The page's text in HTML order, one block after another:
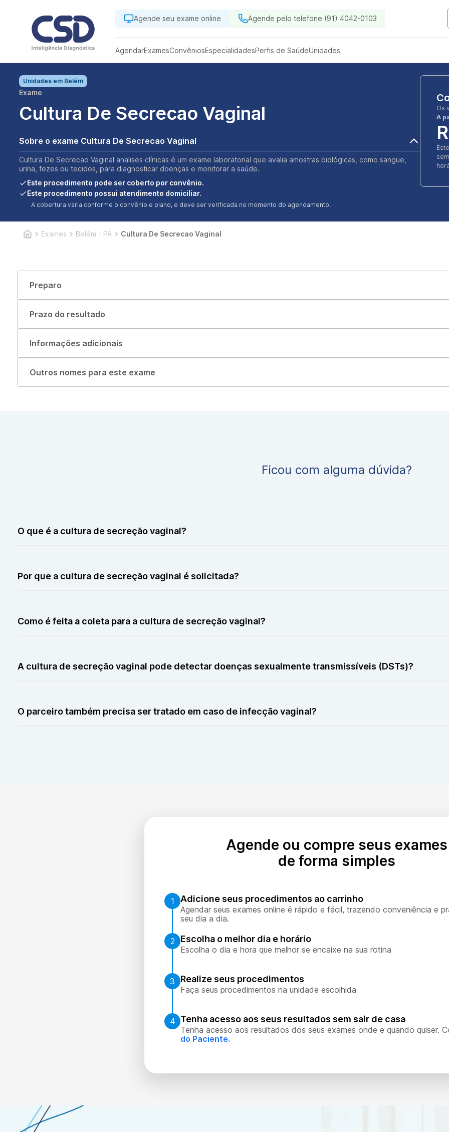
Agende seu exame online Agende pelo telefone (91) 4042-0103
AgendarExamesConvêniosEspecialidadesPerfis de SaúdeUnidades
Unidades em Belém
Exame
Cultura De Secrecao Vaginal
Sobre o exame Cultura De Secrecao Vaginal
Cultura De Secrecao Vaginal analises clínicas é um exame laboratorial que avalia amostras biológicas, como sangue,
urina, fezes ou tecidos, para diagnosticar doenças e monitorar a saúde.
Este procedimento pode ser coberto por convênio.
Este procedimento possui atendimento domiciliar.
A cobertura varia conforme o convênio e plano, e deve ser verificada no momento do agendamento.
Os
A
Exames Belém - PA Cultura De Secrecao Vaginal
Preparo
Prazo do resultado
Informações adicionais
Outros nomes para este exame
Ficou com alguma dúvida?
O que é a cultura de secreção vaginal?
Por que a cultura de secreção vaginal é solicitada?
Como é feita a coleta para a cultura de secreção vaginal?
A cultura de secreção vaginal pode detectar doenças sexualmente transmissíveis (DSTs)?
O parceiro também precisa ser tratado em caso de infecção vaginal?
Agende ou compre seus exames
de forma simples
1 Adicione seus procedimentos ao carrinho
Agendar seus exames online é rápido e fácil, trazendo conveniência e
seu dia a dia.
2 Escolha o melhor dia e horário
Escolha o dia e hora que melhor se encaixe na sua rotina
3 Realize seus procedimentos
Faça seus procedimentos na unidade escolhida
4 Tenha acesso aos seus resultados sem sair de casa
Tenha acesso aos resultados dos seus exames onde e quando quiser.
do Paciente.